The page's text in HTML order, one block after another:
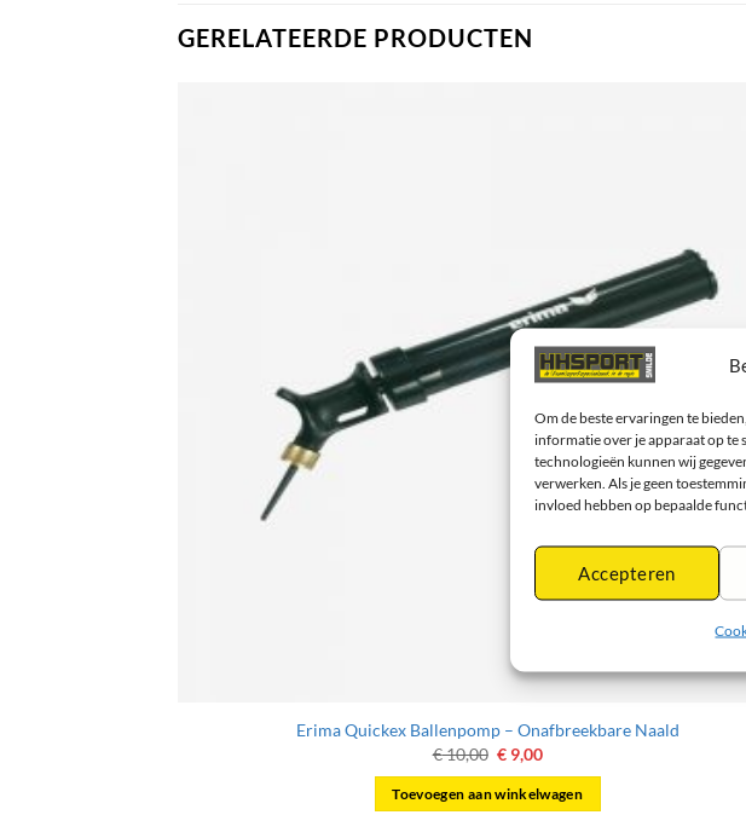
Om de beste ervaringen te
informatie over je apparaat op te
technologieën kunnen wij
verwerken. Als je geen
invloed hebben op bepaalde
Accepteren
GERELATEERDE PRODUCTEN
Erima Quickex Ballenpomp – Onafbreekbare Naald
€10,00 Oorspronkelijke
prijs
was:
€ 10,00.
€9,00Huidige
€ 9,00.
Toevoegen aan winkelwagen